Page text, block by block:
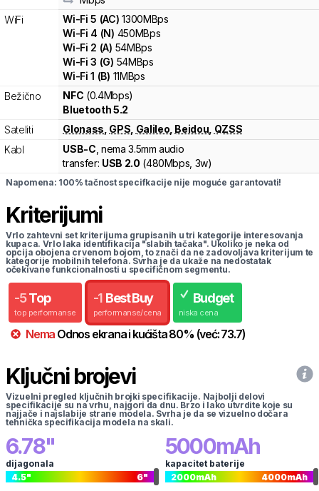
WiFi
Wi-Fi5 (AC) 1300MBps
Wi-Fi 4 (N) 450MBps
Wi-Fi 2 (A) 54MBps
Wi-Fi3 (G) 54MBps
Wi-Fi1 (B) 11MBps
Bežično
NFC (0.4Mbps)
Bluetooth 5.2
Sateliti
Glonass GPS Galileo Beidou QZSS
Kabl
USB-C , nema 3.5mm audio
transfer: USB 2.0 (480Mbps, 3w)
Napomena: 100% tačnost specifkacije nije moguće garantovati!
Kriterijumi
Vrlo zahtevni set kriterijuma grupisanih u tri kategorije interesovanja
kupaca. Vrlo laka identifikacija "slabih tačaka". Ukoliko je neka od
opcija obojena crvenom bojom, to znači da ne zadovoljava kriterijum te
kategorije mobilnih telefona. Svrha je da ukaže na nedostatak
očekivane funkcionalnosti u specifičnom segmentu.
-5 Top
top performanse
-1 Best Buy
performanse/cena
Budget
niska cena
Nema Odnos ekrana i kućišta80% (već:73.7)
Ključni brojevi
Vizuelni pregled ključnih brojki specifikacije. Najbolji delovi
specifikacije su na vrhu, najgori da dnu. Brzo i lako utvrdite koje su
najjače i najslabije strane modela. Svrha je da se vizuelno dočara
tehnička specifikacija modela na skali.
6.78"
dijagonala
4.5" 6"
5000mAh
kapacitet baterije
2000mAh 4000mAh